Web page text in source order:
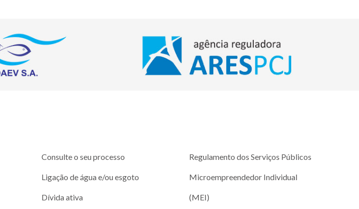
Consulte o seu processo
Ligação de água e/ou esgoto
Dívida ativa
Regulamento dos Serviços Públicos
Microempreendedor Individual
(MEI)